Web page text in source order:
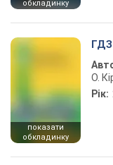
обкладинку
показати
обкладинку
ГДЗ
О.
Рік: